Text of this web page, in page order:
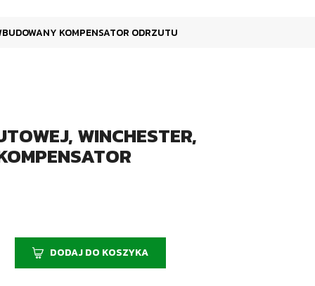
KOMPENSATOR ODRZUTU
WINCHESTER,
DODAJ DO KOSZYKA